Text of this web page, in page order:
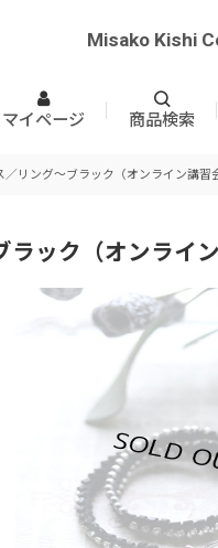
Misako Kishi
マイページ 商品検索
リング〜ブラック（オンライン講習
ック（オンライ